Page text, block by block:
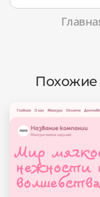
Похожие